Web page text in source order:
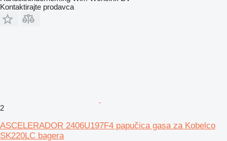
Kontaktirajte prodavca
2
ASCELERADOR 2406U197F4 papučica gasa za Kobelco
SK220LC bagera